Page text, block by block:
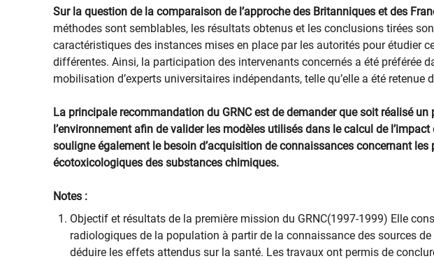
Sur la question de la comparaison de l’approche des Britanniques et des
méthodes sont semblables, les résultats obtenus et les conclusions tirées
caractéristiques des instances mises en place par les autorités pour étudier
différentes. Ainsi, la participation des intervenants concernés a été préférée
mobilisation d’experts universitaires indépendants, telle qu’elle a été retenue
La principale recommandation du GRNC est de demander que soit réalisé
l’environnement afin de valider les modèles utilisés dans le calcul de
souligne également le besoin d’acquisition de connaissances concernant
écotoxicologiques des substances chimiques.
Notes :
Objectif et résultats de la première mission du GRNC(1997-1999) Elle
radiologiques de la population à partir de la connaissance des sources
déduire les effets attendus sur la santé. Les travaux ont permis de